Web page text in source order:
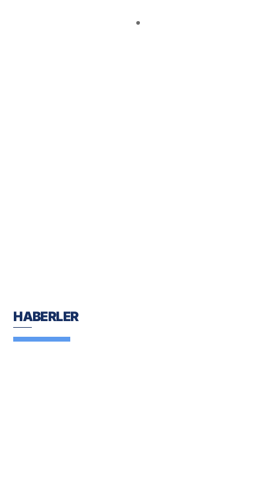
HABERLER